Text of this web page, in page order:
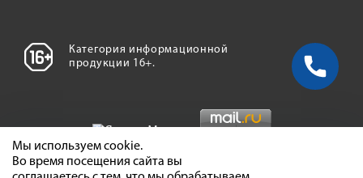
Категория информационной
продукции 16+.
Мы используем cookie.
Во время посещения сайта вы